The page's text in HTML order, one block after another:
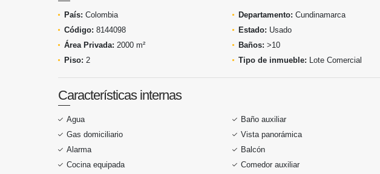
País: Colombia Departamento: Cundinamarca
Código: 8144098 Estado: Usado
Área Privada: 2000 m² Baños: >10
Piso: 2 Tipo de inmueble: Lote Comercial
Características internas
Agua Baño auxiliar
Gas domiciliario
Vista panorámica
Alarma
Balcón
Cocina equipada
Comedor auxiliar